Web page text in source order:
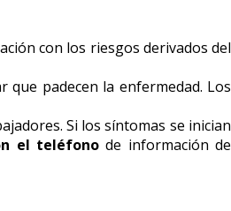
con los riesgos derivados del
padecen la enfermedad. Los
Si los síntomas se inician
el teléfonode información de